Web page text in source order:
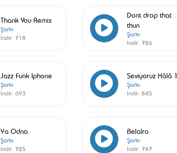
Thank You Remix
Şarkı
İndir: 718
Dont drop that
thun
Şarkı
İndir: 726
Jazz Funk Iphone
Şarkı
İndir: 693
Seviyoruz Hâlâ 1
Şarkı
İndir: 845
Ya Odna
Şarkı
İndir: 725
Belalra
Şarkı
İndir: 747